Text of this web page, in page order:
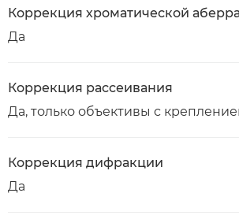
Коррекция хроматической
Да
Коррекция рассеивания
Да, только объективы с
Коррекция дифракции
Да